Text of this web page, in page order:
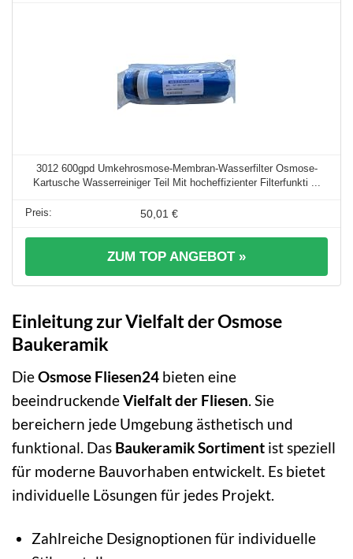
3012 600gpd Umkehrosmose-Membran-Wasserfilter Osmose-
Kartusche Wasserreiniger Teil Mit hocheffizienter Filterfunkti ...
50,01 €
ZUM TOP ANGEBOT »
Einleitung zur Vielfalt der Osmose
Baukeramik
DieOsmose Fliesen24 bieten eine
beeindruckendeVielfalt der Fliesen . Sie
bereichern jede Umgebung ästhetisch und
funktional. Das Baukeramik Sortiment ist speziell
für moderne Bauvorhaben entwickelt. Es bietet
individuelle Lösungen für jedes Projekt.
Zahlreiche Designoptionen für individuelle